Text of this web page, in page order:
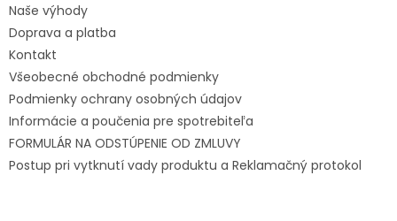
Naše výhody
Doprava a platba
Kontakt
Všeobecné obchodné podmienky
Podmienky ochrany osobných údajov
Informácie a poučenia pre spotrebiteľa
FORMULÁR NA ODSTÚPENIE OD ZMLUVY
Postup pri vytknutí vady produktu a Reklamačný protokol